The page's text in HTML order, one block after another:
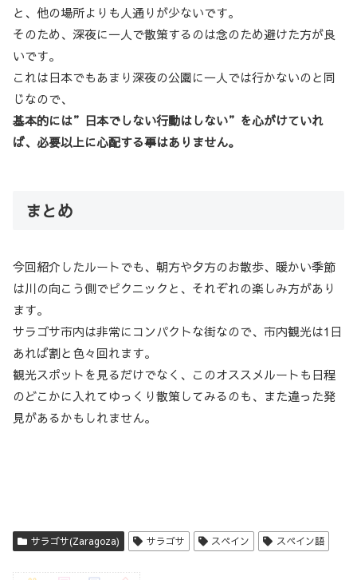
と、他の場所よりも人通りが少ないです。
そのため、深夜に一人で散策するのは念のため避けた方が良
いです。
これは日本でもあまり深夜の公園に一人では行かないのと同
じなので、
基本的には”日本でしない行動はしない”を心がけていれ
ば、必要以上に心配する事はありません。
まとめ
今回紹介したルートでも、朝方や夕方のお散歩、暖かい季節
は川の向こう側でピクニックと、それぞれの楽しみ方があり
ます。
サラゴサ市内は非常にコンパクトな街なので、市内観光は1日
あれば割と色々回れます。
観光スポットを見るだけでなく、このオススメルートも日程
のどこかに入れてゆっくり散策してみるのも、また違った発
見があるかもしれません。
サラゴサ(Zaragoza) サラゴサ スペイン スペイン語